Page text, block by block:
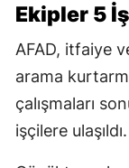
Ekipler 5
AFAD, itfaiye
arama
çalışmaları
işçilere ulaşıldı.